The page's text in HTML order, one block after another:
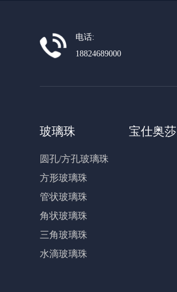
电话:
18824689000
玻璃珠
圆孔/方孔玻璃珠
方形玻璃珠
管状玻璃珠
角状玻璃珠
三角玻璃珠
水滴玻璃珠
宝仕奥莎